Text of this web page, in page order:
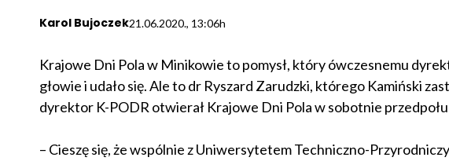
Karol Bujoczek21.06.2020., 13:06h
Krajowe Dni Pola w Minikowie to pomysł, który ówczesnemu
głowie i udało się. Ale to dr Ryszard Zarudzki, którego Kamiński
dyrektor K-PODR otwierał Krajowe Dni Pola w sobotnie
– Cieszę się, że wspólnie z Uniwersytetem Techniczno-